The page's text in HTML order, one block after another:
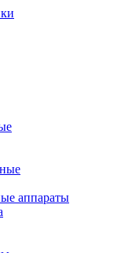
аппараты